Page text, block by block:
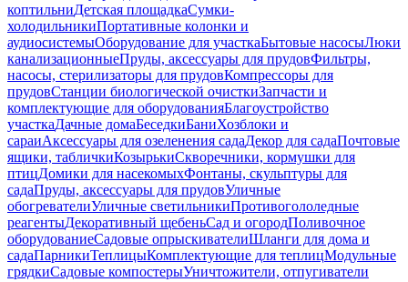
коптильниДетская площадкаСумки-
холодильникиПортативные колонки и
аудиосистемыОборудование для участкаБытовые насосыЛюки
канализационныеПруды, аксессуары для прудовФильтры,
насосы, стерилизаторы для прудовКомпрессоры для
прудовСтанции биологической очисткиЗапчасти и
комплектующие для оборудованияБлагоустройство
участкаДачные домаБеседкиБаниХозблоки и
сараиАксессуары для озеленения садаДекор для садаПочтовые
ящики, табличкиКозырькиСкворечники, кормушки для
птицДомики для насекомыхФонтаны, скульптуры для
садаПруды, аксессуары для прудовУличные
обогревателиУличные светильникиПротивогололедные
реагентыДекоративный щебеньСад и огородПоливочное
оборудованиеСадовые опрыскивателиШланги для дома и
садаПарникиТеплицыКомплектующие для теплицМодульные
грядкиСадовые компостерыУничтожители, отпугиватели